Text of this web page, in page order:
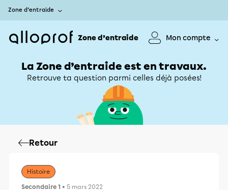
Zone d’entraide
Zone d’entraide Mon compte
La Zone d’entraide est en travaux.
Retrouve ta question parmi celles déjà posées!
Retour
Histoire
Secondaire 1 • 5 mars 2022